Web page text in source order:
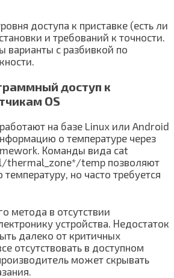
доступа к приставке (есть ли
и требований к точности.
варианты с разбивкой по
доступ к
OS
на базе Linux или Android
о температуре через
Команды вида cat
temp позволяют
но часто требуется
метода в отсутствии
устройства. Недостаток
далеко от критичных
отсутствовать в доступном
может скрывать